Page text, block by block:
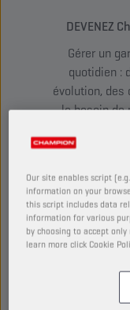
DEVENEZ
Gérer un
quotidien :
évolution,
le besoin de
comprenons
nous à
✅
Aucune
Our site enables script
information on your
this script includes data
information for various
by choosing to accept only
learn more click Cookie